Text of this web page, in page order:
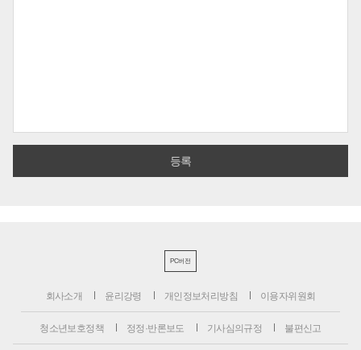
PC버전
회사소개 윤리강령 개인정보처리방침 이용자위원회
청소년보호정책 정정·반론보도 기사심의규정 불편신고